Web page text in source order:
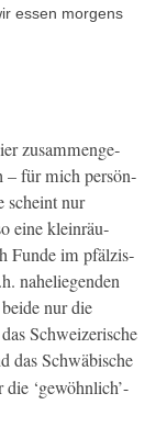
essen mor­gens
zusam­menge­
– für mich per­sön­
scheint nur
eine klein­räu­
Funde im pfälzis­
nahe­liegen­den
nur die
Schweiz­erische
das Schwäbis­che
‘gewöhnlich’-